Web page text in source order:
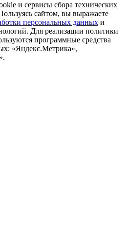
и сервисы сбора технических
сайтом, вы выражаете
персональных данных и
Для реализации политики
программные средства
«Яндекс.Метрика»,